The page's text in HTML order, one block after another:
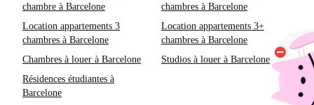
chambre à Barcelone
chambres à Barcelone
Location appartements 3
chambres à Barcelone
Location appartements 3+
chambres à Barcelone
Chambres à louer à Barcelone
Studios à louer à Barcelone
Résidences étudiantes à
Barcelone